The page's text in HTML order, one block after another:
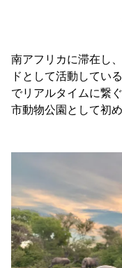
南アフリカに滞在し
ドとして活動してい
でリアルタイムに繋
市動物公園として初